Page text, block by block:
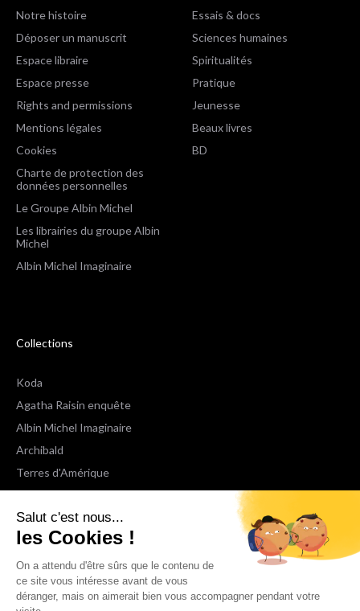
Salut c'est nous...
les Cookies !
On a attendu d'être sûrs que le contenu de
ce site vous intéresse avant de vous
déranger, mais on aimerait bien vous accompagner pendant votre
Notre histoire
Déposer un manuscrit
Espace libraire
Espace presse
Rights and permissions
Mentions légales
Cookies
Charte de protection des
données personnelles
Le Groupe Albin Michel
Les librairies du groupe Albin
Michel
Albin Michel Imaginaire
Essais & docs
Sciences humaines
Spiritualités
Pratique
Jeunesse
Beaux livres
BD
Collections
Koda
Agatha Raisin enquête
Albin Michel Imaginaire
Archibald
Terres d'Amérique
Espaces Libres Poche
NOX
Wiz
Voir toutes les collections
Nous suivre